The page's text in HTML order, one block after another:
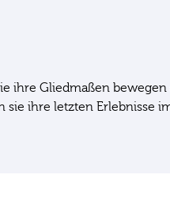
ihre Gliedmaßen
ihre letzten Erlebnisse